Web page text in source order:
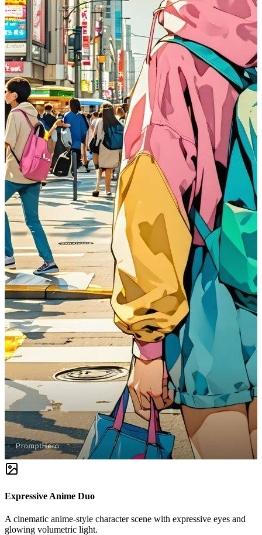
Expressive Anime Duo
A cinematic anime-style character scene with expressive eyes and
glowing volumetric light.